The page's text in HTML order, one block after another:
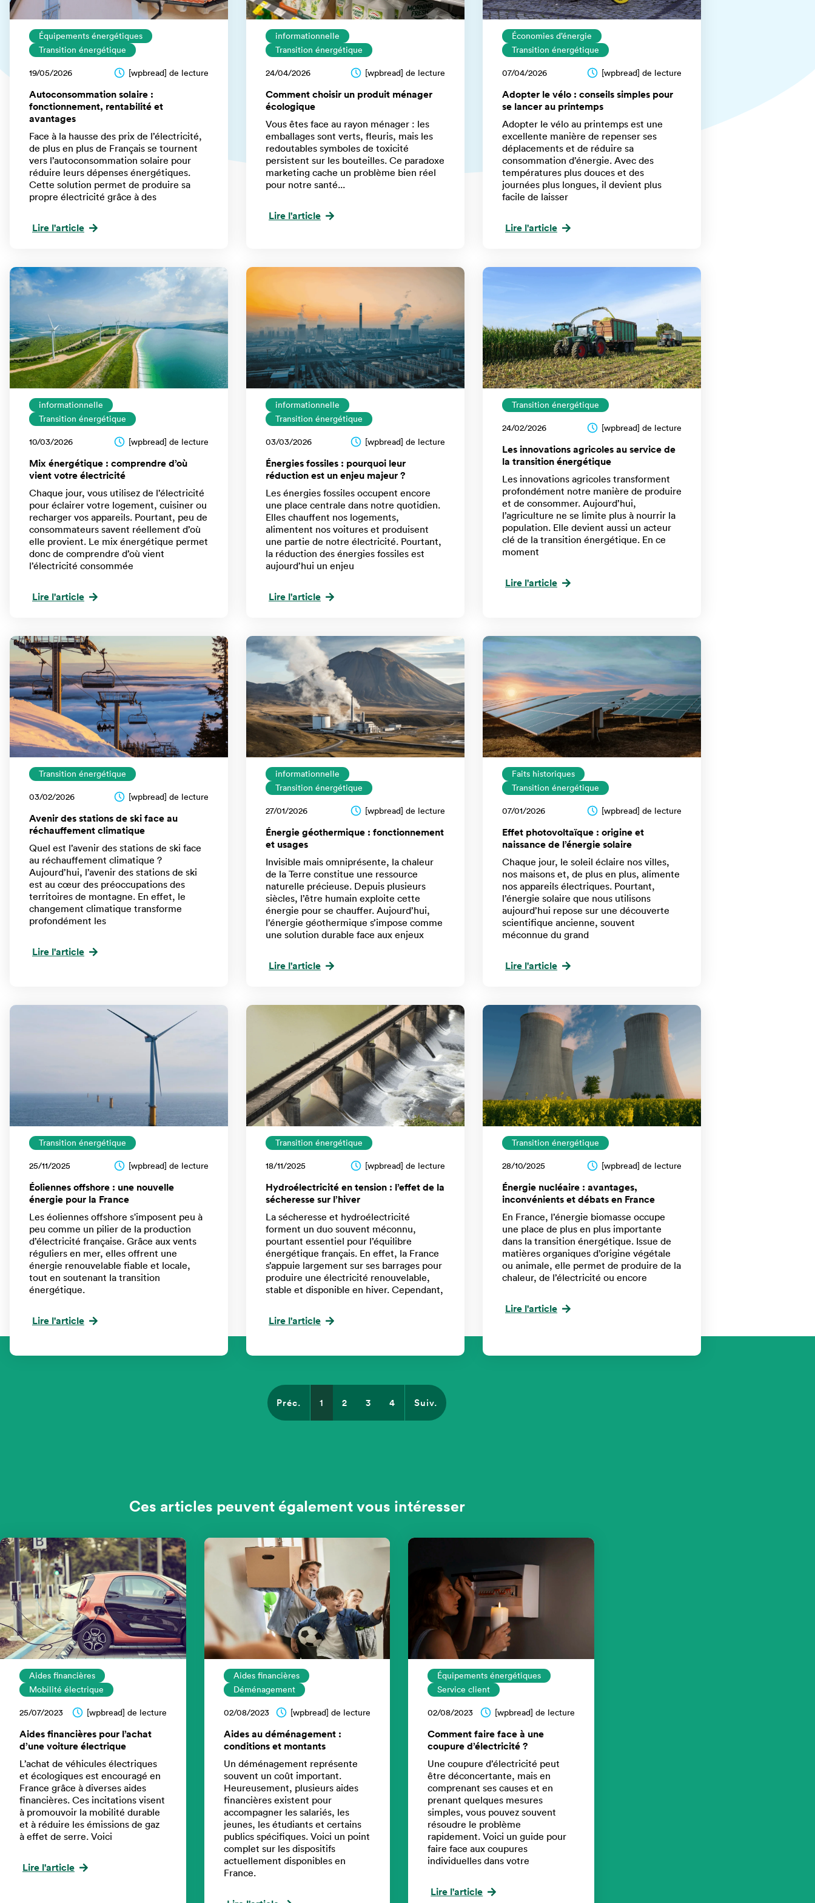
Équipements énergétiques
Transition énergétique
19/05/2026 [wpbread] de lecture
Autoconsommation solaire :
fonctionnement, rentabilité et
avantages
Face à la hausse des prix de l’électricité,
de plus en plus de Français se tournent
vers l’autoconsommation solaire pour
réduire leurs dépenses énergétiques.
Cette solution permet de produire sa
propre électricité grâce à des
Lire l'article
informationnelle
Transition énergétique
24/04/2026 [wpbread] de lecture
Comment choisir un produit ménager
écologique
Vous êtes face au rayon ménager : les
emballages sont verts, fleuris, mais les
redoutables symboles de toxicité
persistent sur les bouteilles. Ce paradoxe
marketing cache un problème bien réel
pour notre santé...
Lire l'article
Économies d’énergie
Transition énergétique
07/04/2026 [wpbread] de lecture
Adopter le vélo : conseils simples pour
se lancer au printemps
Adopter le vélo au printemps est une
excellente manière de repenser ses
déplacements et de réduire sa
consommation d’énergie. Avec des
températures plus douces et des
journées plus longues, il devient plus
facile de laisser
Lire l'article
informationnelle
Transition énergétique
10/03/2026 [wpbread] de lecture
Mix énergétique : comprendre d’où
vient votre électricité
Chaque jour, vous utilisez de l’électricité
pour éclairer votre logement, cuisiner ou
recharger vos appareils. Pourtant, peu de
consommateurs savent réellement d’où
elle provient. Le mix énergétique permet
donc de comprendre d’où vient
l’électricité consommée
Lire l'article
informationnelle
Transition énergétique
03/03/2026 [wpbread] de lecture
Énergies fossiles : pourquoi leur
réduction est un enjeu majeur ?
Les énergies fossiles occupent encore
une place centrale dans notre quotidien.
Elles chauffent nos logements,
alimentent nos voitures et produisent
une partie de notre électricité. Pourtant,
la réduction des énergies fossiles est
aujourd’hui un enjeu
Lire l'article
Transition énergétique
24/02/2026 [wpbread] de lecture
Les innovations agricoles au service de
la transition énergétique
Les innovations agricoles transforment
profondément notre manière de produire
et de consommer. Aujourd’hui,
l’agriculture ne se limite plus à nourrir la
population. Elle devient aussi un acteur
clé de la transition énergétique. En ce
moment
Lire l'article
Transition énergétique
03/02/2026 [wpbread] de lecture
Avenir des stations de ski face au
réchauffement climatique
Quel est l’avenir des stations de ski face
au réchauffement climatique ?
Aujourd’hui, l’avenir des stations de ski
est au cœur des préoccupations des
territoires de montagne. En effet, le
changement climatique transforme
profondément les
Lire l'article
informationnelle
Transition énergétique
27/01/2026 [wpbread] de lecture
Énergie géothermique : fonctionnement
et usages
Invisible mais omniprésente, la chaleur
de la Terre constitue une ressource
naturelle précieuse. Depuis plusieurs
siècles, l’être humain exploite cette
énergie pour se chauffer. Aujourd’hui,
l’énergie géothermique s’impose comme
une solution durable face aux enjeux
Lire l'article
Faits historiques
Transition énergétique
07/01/2026 [wpbread] de lecture
Effet photovoltaïque : origine et
naissance de l’énergie solaire
Chaque jour, le soleil éclaire nos villes,
nos maisons et, de plus en plus, alimente
nos appareils électriques. Pourtant,
l’énergie solaire que nous utilisons
aujourd’hui repose sur une découverte
scientifique ancienne, souvent
méconnue du grand
Lire l'article
Transition énergétique
25/11/2025 [wpbread] de lecture
Éoliennes offshore : une nouvelle
énergie pour la France
Les éoliennes offshore s'imposent peu à
peu comme un pilier de la production
d’électricité française. Grâce aux vents
réguliers en mer, elles offrent une
énergie renouvelable fiable et locale,
tout en soutenant la transition
énergétique.
Lire l'article
Transition énergétique
18/11/2025 [wpbread] de lecture
Hydroélectricité en tension : l’effet de la
sécheresse sur l’hiver
La sécheresse et hydroélectricité
forment un duo souvent méconnu,
pourtant essentiel pour l’équilibre
énergétique français. En effet, la France
s’appuie largement sur ses barrages pour
produire une électricité renouvelable,
stable et disponible en hiver. Cependant,
Lire l'article
Transition énergétique
28/10/2025 [wpbread] de lecture
Énergie nucléaire : avantages,
inconvénients et débats en France
En France, l’énergie biomasse occupe
une place de plus en plus importante
dans la transition énergétique. Issue de
matières organiques d’origine végétale
ou animale, elle permet de produire de la
chaleur, de l’électricité ou encore
Lire l'article
Préc. 1 2 3 4 Suiv.
Ces articles peuvent également vous intéresser
Aides financières
Mobilité électrique
25/07/2023 [wpbread] de lecture
Aides financières pour l’achat
d’une voiture électrique
L’achat de véhicules électriques
et écologiques est encouragé en
France grâce à diverses aides
financières. Ces incitations visent
à promouvoir la mobilité durable
et à réduire les émissions de gaz
à effet de serre. Voici
Lire l'article
Aides financières
Déménagement
02/08/2023 [wpbread] de lecture
Aides au déménagement :
conditions et montants
Un déménagement représente
souvent un coût important.
Heureusement, plusieurs aides
financières existent pour
accompagner les salariés, les
jeunes, les étudiants et certains
publics spécifiques. Voici un point
complet sur les dispositifs
actuellement disponibles en
France.
Équipements énergétiques
Service client
02/08/2023 [wpbread] de lecture
Comment faire face à une
coupure d’électricité ?
Une coupure d’électricité peut
être déconcertante, mais en
comprenant ses causes et en
prenant quelques mesures
simples, vous pouvez souvent
résoudre le problème
rapidement. Voici un guide pour
faire face aux coupures
individuelles dans votre
Lire l'article